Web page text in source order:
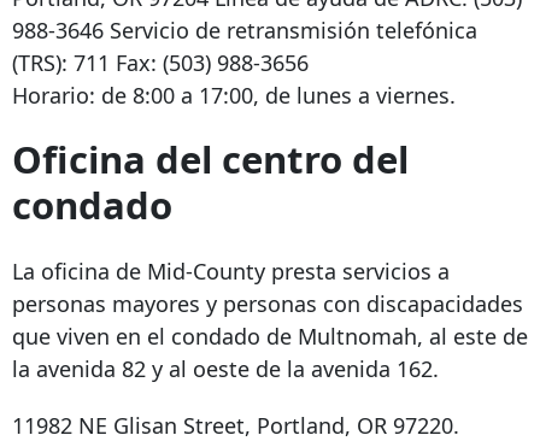
988-3646 Servicio de retransmisión telefónica
(TRS): 711 Fax: (503) 988-3656
Horario: de 8:00 a 17:00, de lunes a viernes.
Oficina del centro del
condado
La oficina de Mid-County presta servicios a
personas mayores y personas con discapacidades
que viven en el condado de Multnomah, al este de
la avenida 82 y al oeste de la avenida 162.
11982 NE Glisan Street, Portland, OR 97220.